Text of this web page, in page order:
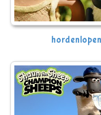
hordenlopen